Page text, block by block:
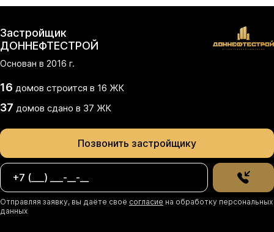
Застройщик
ДОННЕФТЕСТРОЙ
Основан в 2016 г.
16 домов строится в 16 ЖК
37 домов сдано в 37 ЖК
Позвонить застройщику
Отправляя заявку, вы даёте своё согласие на обработку персональных
данных